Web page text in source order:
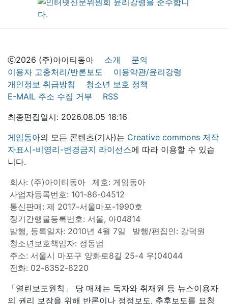
ⓒ2026 (주)아이티동아 소개
문의
이용자 고충처리/반론보도
이용약관/윤리강령
개인정보 취급방침
청소년 보호 정책
E-MAIL 주소 수집 거부
RSS
최종편집일시: 2026.08.05 18:16
게임동아의 모든 콘텐츠(기사)는 Creative commons 저작
자표시-비영리-변경금지 라이선스에 따라 이용할 수 있습
니다.
회사: (주)아이티동아
제호: 게임동아
사업자등록번호: 101-86-04512
통신판매: 제 2017-서울마포-1990호
정기간행물등록번호: 서울, 아04814
발행, 등록일자: 2010년 4월 7일
발행/편집인: 강덕원
청소년보호책임자: 정동범
주소: 서울시 마포구 양화로8길 25-4 우)04044
전화: 02-6352-8220
「열린보도원칙」 당 매체는 독자와 취재원 등 뉴스이용자
의 권리 보장을 위해 반론이나 정정보도, 추후보도를 요청